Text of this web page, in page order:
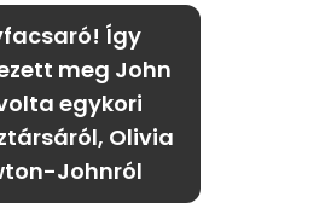
Így
meg John
egykori
Olivia
Johnról